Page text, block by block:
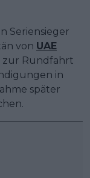
Seriensieger
von UAE
zur Rundfahrt
in
später